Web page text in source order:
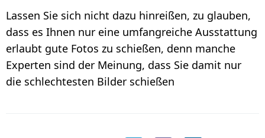
Lassen Sie sich nicht dazu hinreißen, zu glauben,
dass es Ihnen nur eine umfangreiche Ausstattung
erlaubt gute Fotos zu schießen, denn manche
Experten sind der Meinung, dass Sie damit nur
die schlechtesten Bilder schießen